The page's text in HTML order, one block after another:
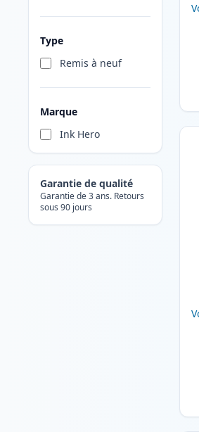
Type
Remis à neuf
Marque
Ink Hero
Garantie de qualité
Garantie de 3 ans. Retours
sous 90 jours